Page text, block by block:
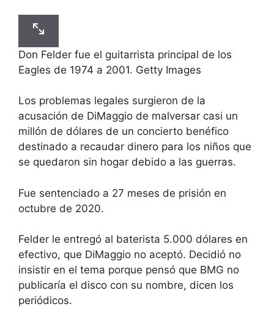
Don Felder fue el guitarrista principal de los
Eagles de 1974 a 2001. Getty Images
Los problemas legales surgieron de la
acusación de DiMaggio de malversar casi un
millón de dólares de un concierto benéfico
destinado a recaudar dinero para los niños que
se quedaron sin hogar debido a las guerras.
Fue sentenciado a 27 meses de prisión en
octubre de 2020.
Felder le entregó al baterista 5.000 dólares en
efectivo, que DiMaggio no aceptó. Decidió no
insistir en el tema porque pensó que BMG no
publicaría el disco con su nombre, dicen los
periódicos.